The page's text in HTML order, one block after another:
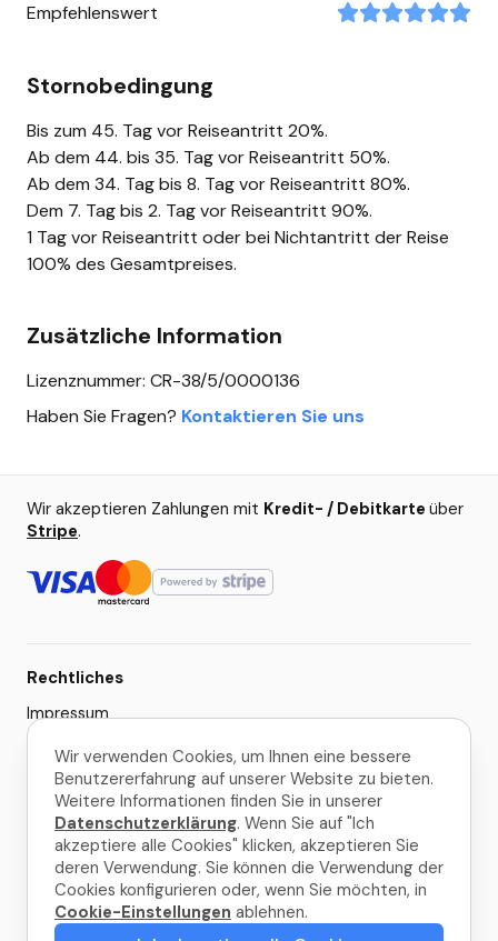
Empfehlenswert
Stornobedingung
Bis zum 45. Tag vor Reiseantritt 20%.
Ab dem 44. bis 35. Tag vor Reiseantritt 50%.
Ab dem 34. Tag bis 8. Tag vor Reiseantritt 80%.
Dem 7. Tag bis 2. Tag vor Reiseantritt 90%.
1 Tag vor Reiseantritt oder bei Nichtantritt der Reise
100% des Gesamtpreises.
Zusätzliche Information
Lizenznummer: CR-38/5/0000136
Haben Sie Fragen? Kontaktieren Sie uns
Wir akzeptieren Zahlungen mit Kredit- / Debitkarte über
Stripe.
Rechtliches
Impressum
AGB
Datenschutzerklärung
Cookie-Einstellungen
© 2026 La Palma Travel
Gemacht mit
in La Palma
Wir verwenden Cookies, um Ihnen eine bessere
Benutzererfahrung auf unserer Website zu bieten.
Weitere Informationen finden Sie in unserer
Datenschutzerklärung. Wenn Sie auf "Ich
akzeptiere alle Cookies" klicken, akzeptieren Sie
deren Verwendung. Sie können die Verwendung der
Cookies konfigurieren oder, wenn Sie möchten, in
Cookie-Einstellungen ablehnen.